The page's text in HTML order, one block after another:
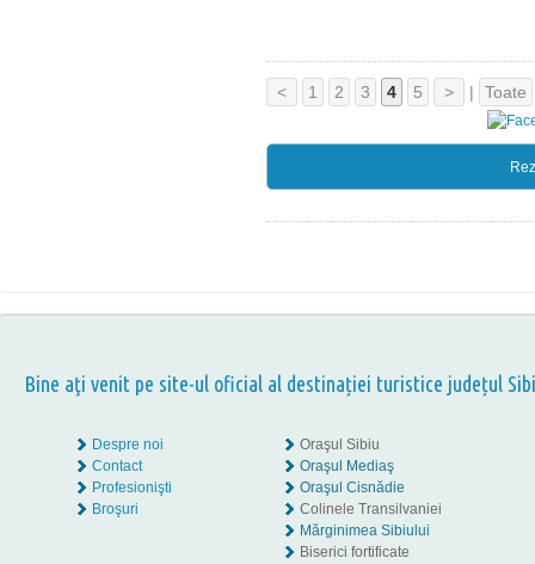
< 1 2 3 4 5 > | Toate
Bine aţi venit pe site-ul oficial al destinației turistice județul
Despre noi
Contact
Profesionişti
Broşuri
Oraşul Sibiu
Oraşul Mediaş
Oraşul Cisnădie
Colinele Transilvaniei
Mărginimea Sibiului
Biserici fortificate